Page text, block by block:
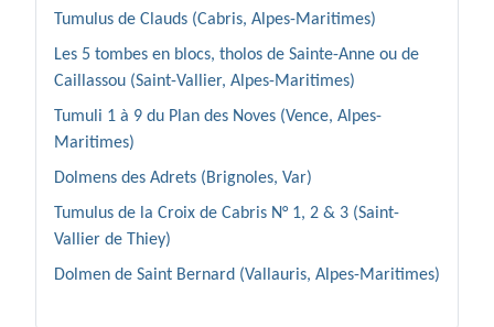
Tumulus de Clauds (Cabris, Alpes-Maritimes)
Les 5 tombes en blocs, tholos de Sainte-Anne ou de
Caillassou (Saint-Vallier, Alpes-Maritimes)
Tumuli 1 à 9 du Plan des Noves (Vence, Alpes-
Maritimes)
Dolmens des Adrets (Brignoles, Var)
Tumulus de la Croix de Cabris N° 1, 2 & 3 (Saint-
Vallier de Thiey)
Dolmen de Saint Bernard (Vallauris, Alpes-Maritimes)